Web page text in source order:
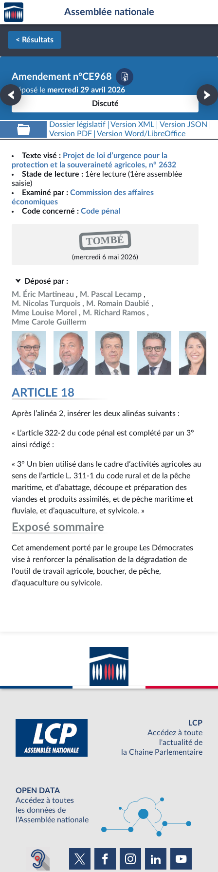
Aller au contenu
Aller en bas de la page
Accèder
à la
page
d'accueil
Assemblée nationale
< Résultats
Amendement n°CE968
Déposé le mercredi 29 avril 2026
Discuté
Dossier législatif Version XML
Version JSON
Version PDF
Version Word/LibreOffice
Texte visé : Projet de loi d’urgence pour la
protection et la souveraineté agricoles, n° 2632
Stade de lecture : 1ère lecture (1ère assemblée
saisie)
Examiné par : Commission des affaires
économiques
Code concerné : Code pénal
TOMBÉ
(mercredi 6 mai 2026)
Déposé par :
M. Éric Martineau
M. Pascal Lecamp
M. Nicolas Turquois
M. Romain Daubié
Mme Louise Morel
M. Richard Ramos
Mme Carole Guillerm
ARTICLE 18
Après l’alinéa 2, insérer les deux alinéas suivants :
« L’article 322‑2 du code pénal est complété par un 3°
ainsi rédigé :
« 3° Un bien utilisé dans le cadre d’activités agricoles au
sens de l’article L. 311‑1 du code rural et de la pêche
maritime, et d’abattage, découpe et préparation des
viandes et produits assimilés, et de pêche maritime et
fluviale, et d’aquaculture, et sylvicole. »
Exposé sommaire
Cet amendement porté par le groupe Les Démocrates
vise à renforcer la pénalisation de la dégradation de
l'outil de travail agricole, boucher, de pêche,
d’aquaculture ou sylvicole.
LCP
Accédez à toute
l'actualité de
la Chaine Parlementaire
OPEN DATA
Accédez à toutes
les données de
l'Assemblée nationale